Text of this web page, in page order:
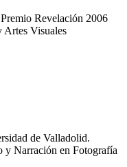
Revelación 2006
Artes Visuales
de Valladolid.
y Narración en Fotografía